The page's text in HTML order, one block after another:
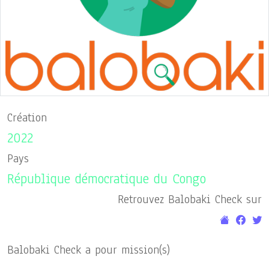
Création
2022
Pays
République démocratique du Congo
Retrouvez Balobaki Check sur
Balobaki Check a pour mission(s)